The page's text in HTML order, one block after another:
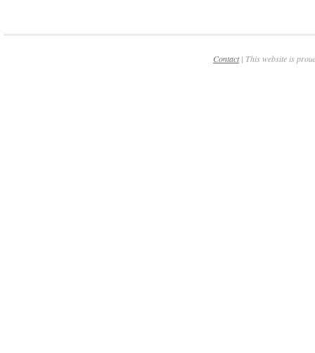
Contact| This website is